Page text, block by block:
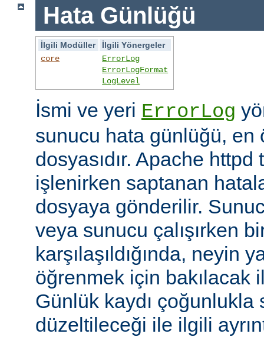
Hata Günlüğü
İlgili Modüller
İlgili Yönergeler
core
ErrorLog
ErrorLogFormat
LogLevel
İsmi ve yeri ErrorLog
sunucu hata günlüğü, en
dosyasıdır. Apache httpd
işlenirken saptanan
dosyaya gönderilir.
veya sunucu çalışırken
karşılaşıldığında, neyin
öğrenmek için bakılacak
Günlük kaydı çoğunlukla
düzeltileceği ile ilgili